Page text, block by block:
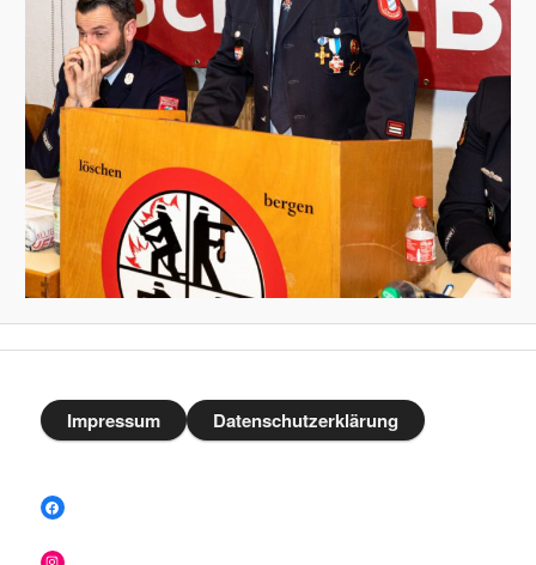
Impressum Datenschutzerklärung
Facebook
Instagram